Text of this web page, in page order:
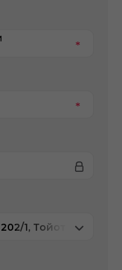
1, Тойота Центр